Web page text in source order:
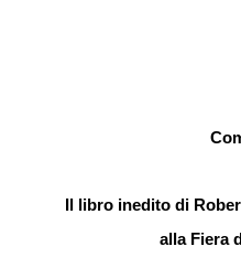
Il libro inedito di
alla Fiera